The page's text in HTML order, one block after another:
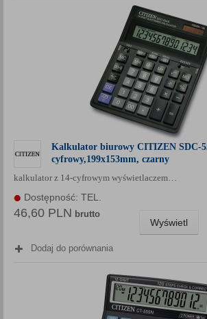
Kalkulator biurowy CITIZEN SDC-
cyfrowy,199x153mm, czarny
kalkulator z 14-cyfrowym wyświetlaczem…
Dostępność: TEL.
46,60 PLN brutto
Wyświetl
Dodaj do porównania